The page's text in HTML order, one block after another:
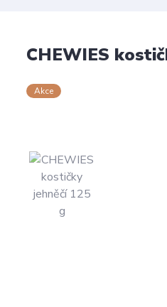
CHEWIES
Akce